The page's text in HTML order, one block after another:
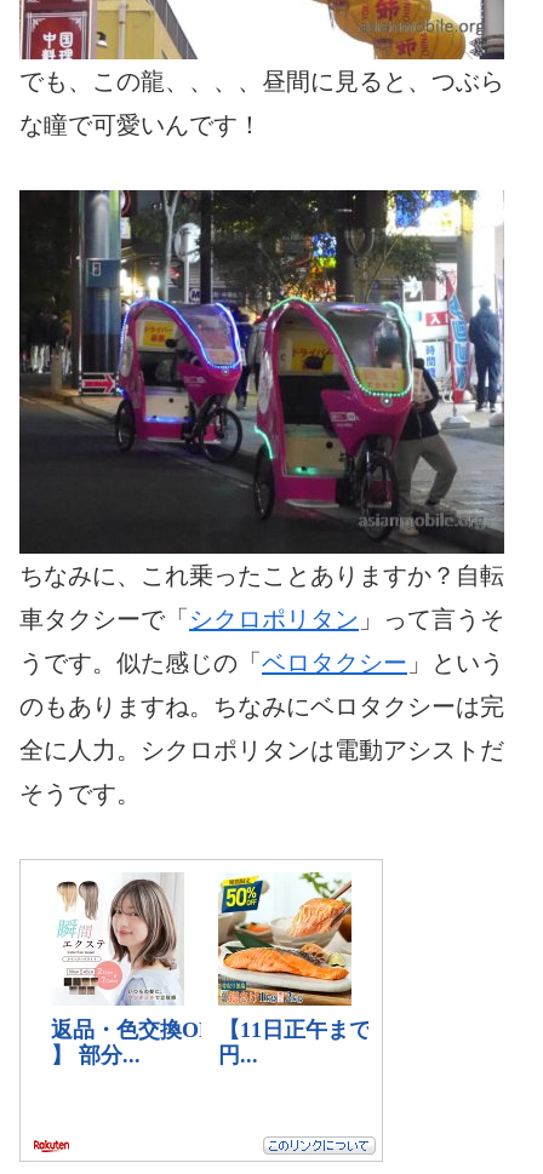
でも、この龍、、、、昼間に見ると、つぶら
な瞳で可愛いんです！
ちなみに、これ乗ったことありますか？自転
車タクシーで「 シクロポリタン 」って言うそ
うです。似た感じの「 ベロタクシー 」という
のもありますね。ちなみにベロタクシーは完
全に人力。シクロポリタンは電動アシストだ
そうです。